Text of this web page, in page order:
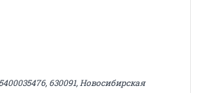
630091, Новосибирская